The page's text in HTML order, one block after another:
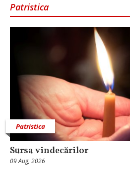
Patristica
Patristica
Sursa vindecărilor
09 Aug, 2026